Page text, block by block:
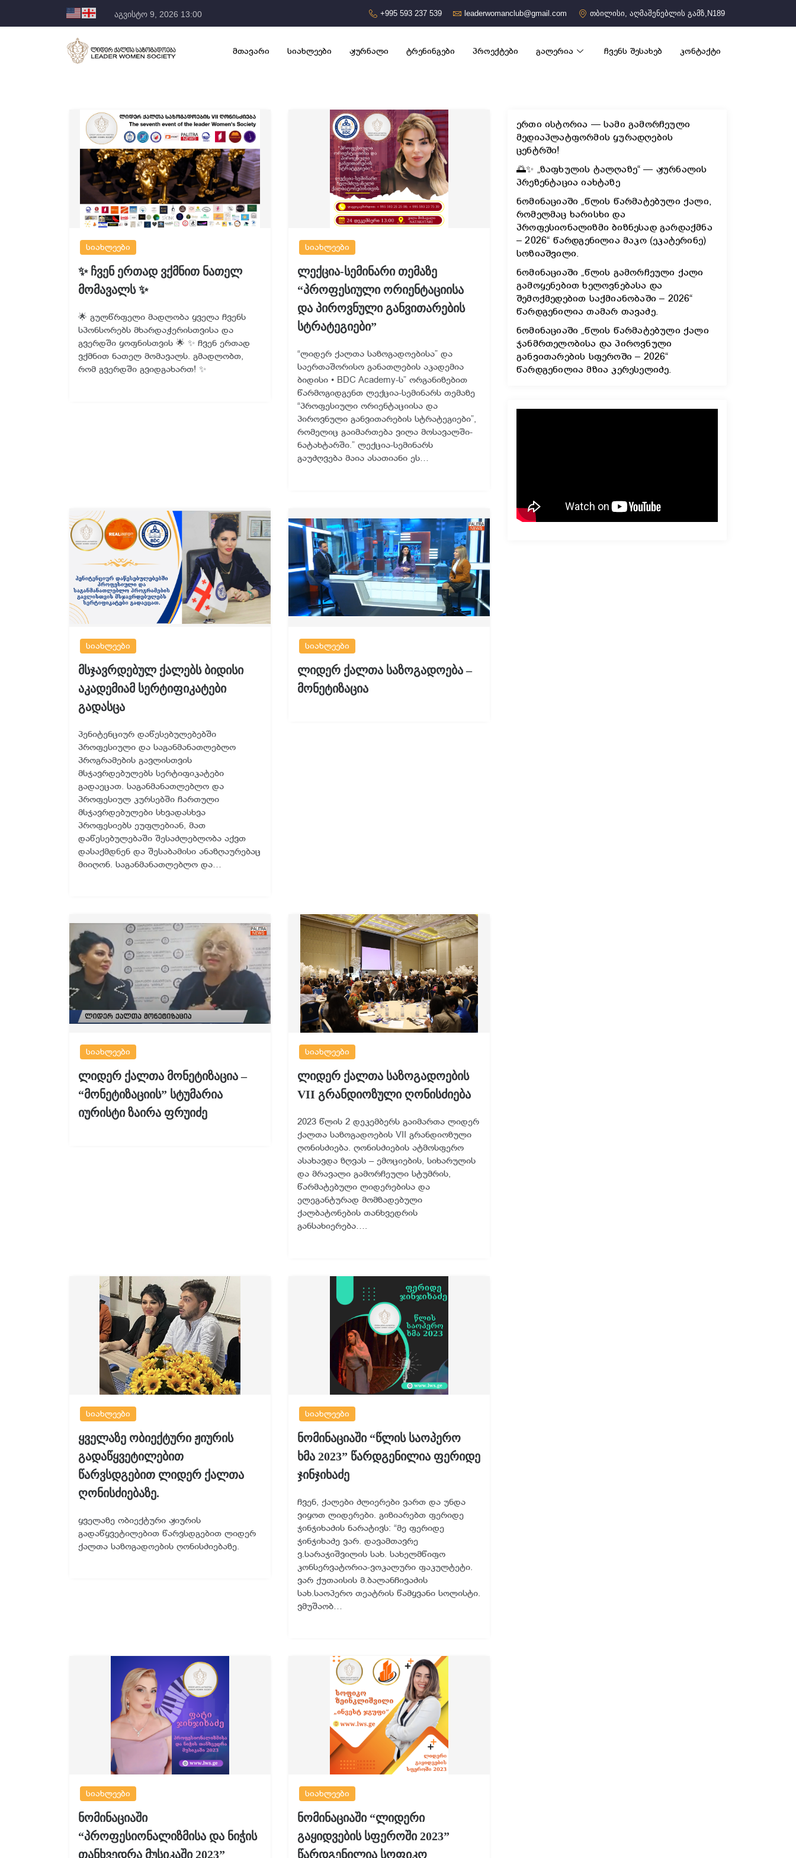
აგვისტო 9, 2026 13:00 +995 593 237 539 leaderwomanclub@gmail.com თბილისი, აღმაშენებლის გამზ,N189
მთავარი სიახლეები ჟურნალი ტრენინგები პროექტები გალერია ჩვენს შესახებ კონტაქტი
სიახლეები
✨ ჩვენ ერთად ვქმნით ნათელ
მომავალს ✨
🌟 გულწრფელი მადლობა ყველა ჩვენს
სპონსორებს მხარდაჭერისთვისა და
გვერდში ყოფნისთვის 🌟 ✨ ჩვენ ერთად
ვქმნით ნათელ მომავალს. გმადლობთ,
რომ გვერდში გვიდგახართ! ✨
სიახლეები
ლექცია-სემინარი თემაზე
“პროფესიული ორიენტაციისა
და პიროვნული განვითარების
სტრატეგიები”
“ლიდერ ქალთა საზოგადოებისა” და
საერთაშორისო განათლების აკადემია
ბიდისი • BDC Academy-ს” ორგანიზებით
წარმოგიდგენთ ლექცია-სემინარს თემაზე
“პროფესიული ორიენტაციისა და
პიროვნული განვითარების სტრატეგიები”,
რომელიც გაიმართება ვილა მოსავალში-
ნატახტარში.” ლექცია-სემინარს
გაუძღვება მაია ასათიანი ეს…
სიახლეები
მსჯავრდებულ ქალებს ბიდისი
აკადემიამ სერტიფიკატები
გადასცა
პენიტენციურ დაწესებულებებში
პროფესიული და საგანმანათლებლო
პროგრამების გავლისთვის
მსჯავრდებულებს სერტიფიკატები
გადაეცათ. საგანმანათლებლო და
პროფესიულ კურსებში ჩართული
მსჯავრდებულები სხვადასხვა
პროფესიებს ეუფლებიან, მათ
დაწესებულებაში შესაძლებლობა აქვთ
დასაქმდნენ და შესაბამისი ანაზღაურებაც
მიიღონ. საგანმანათლებლო და…
სიახლეები
ლიდერ ქალთა საზოგადოება –
მონეტიზაცია
სიახლეები
ლიდერ ქალთა მონეტიზაცია –
“მონეტიზაციის” სტუმარია
იურისტი ზაირა ფრუიძე
სიახლეები
ლიდერ ქალთა საზოგადოების
VII გრანდიოზული ღონისძიება
2023 წლის 2 დეკემბერს გაიმართა ლიდერ
ქალთა საზოგადოების VII გრანდიოზული
ღონისძიება. ღონისძიების ატმოსფერო
ასახავდა ზღვას – ემოციების, სიხარულის
და მრავალი გამორჩეული სტუმრის,
წარმატებული ლიდერებისა და
ელეგანტურად მომზადებული
ქალბატონების თანხვედრის
განსახიერება….
სიახლეები
ყველაზე ობიექტური ჟიურის
გადაწყვეტილებით
წარვსდგებით ლიდერ ქალთა
ღონისძიებაზე.
ყველაზე ობიექტური ჟიურის
გადაწყვეტილებით წარვსდგებით ლიდერ
ქალთა საზოგადოების ღონისძიებაზე.
სიახლეები
ნომინაციაში “წლის საოპერო
ხმა 2023” წარდგენილია ფერიდე
ჯინჯიხაძე
ჩვენ, ქალები ძლიერები ვართ და უნდა
ვიყოთ ლიდერები. გიზიარებთ ფერიდე
ჯინჯიხაძის ნარატივს: “მე ფერიდე
ჯინჯიხაძე ვარ. დავამთავრე
ვ.სარაჯიშვილის სახ. სახელმწიფო
კონსერვატორია-ვოკალური ფაკულტეტი.
ვარ ქუთაისის მ.ბალანჩივაძის
სახ.საოპერო თეატრის წამყვანი სოლისტი.
ვმუშაობ…
სიახლეები
ნომინაციაში
“პროფესიონალიზმისა და ნიჭის
თანხვედრა მუსიკაში 2023”
სიახლეები
ნომინაციაში “ლიდერი
გაყიდვების სფეროში 2023”
წარდგენილია სოფიკო
ერთი ისტორია — სამი გამორჩეული
მედიაპლატფორმის ყურადღების
ცენტრში!
🌅✨ „ზაფხულის ტალღაზე“ — ჟურნალის
პრეზენტაცია იახტაზე
ნომინაციაში „წლის წარმატებული ქალი,
რომელმაც ხარისხი და
პროფესიონალიზმი ბიზნესად გარდაქმნა
– 2026“ წარდგენილია მაკო (ეკატერინე)
სოზიაშვილი.
ნომინაციაში „წლის გამორჩეული ქალი
გამოყენებით ხელოვნებასა და
შემოქმედებით საქმიანობაში – 2026“
წარდგენილია თამარ თავაძე.
ნომინაციაში „წლის წარმატებული ქალი
ჯანმრთელობისა და პიროვნული
განვითარების სფეროში – 2026“
წარდგენილია მზია კერესელიძე.